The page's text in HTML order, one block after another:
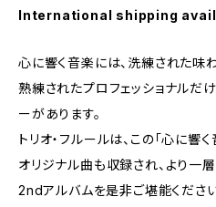
International shipping
心に響く音楽には、洗練された味
熟練されたプロフェッショナルだ
ーがあります。
トリオ・フルールは、この「心に響
オリジナル曲も収録され、より一
2ndアルバムを是非ご堪能ください